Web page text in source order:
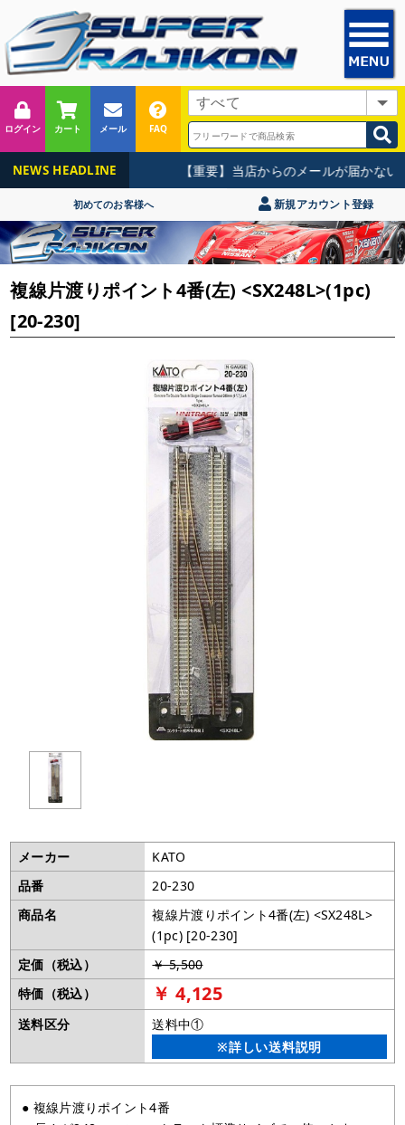
ログイン カート メール FAQ
NEWS HEADLINE 【重要】当店からのメールが届かない
初めてのお客様へ 新規アカウント登録
複線片渡りポイント4番(左) <SX248L>(1pc)
[20-230]
メーカー
KATO
品番
20-230
商品名
複線片渡りポイント4番(左) <SX248L>
(1pc) [20-230]
定価（税込）
￥ 5,500
特価（税込）
￥ 4,125
送料区分
送料中①
※詳しい送料説明
● 複線片渡りポイント4番